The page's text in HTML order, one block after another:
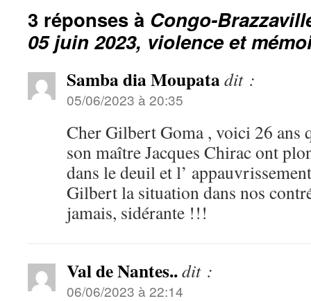
3 réponses à Congo-
05 juin 2023, violence et
Samba dia Moupatadit :
05/06/2023 à 20:35
Cher Gilbert Goma , voici 26 ans
son maître Jacques Chirac ont
dans le deuil et l’
Gilbert la situation dans nos
jamais, sidérante !!!
Val de Nantes..dit :
06/06/2023 à 22:14